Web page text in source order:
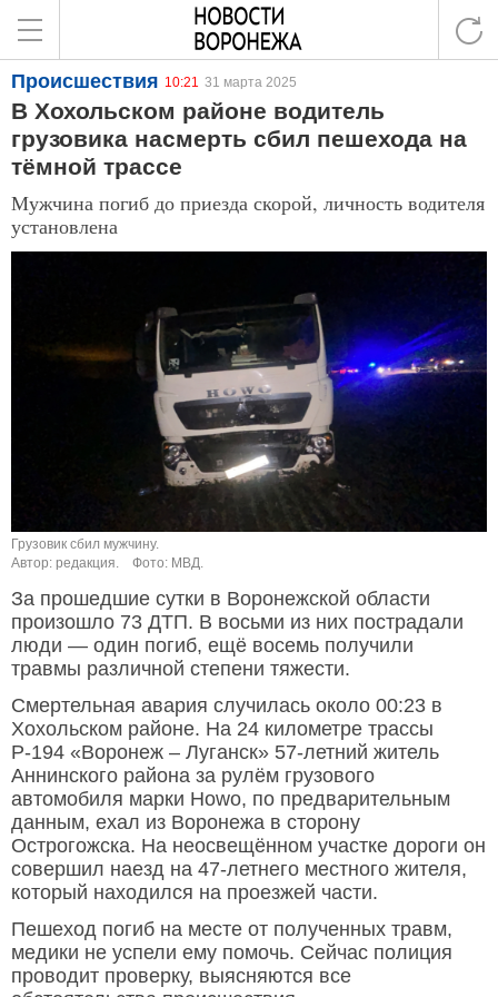
Происшествия 10:21 31 марта 2025
В Хохольском районе водитель
грузовика насмерть сбил пешехода на
тёмной трассе
Мужчина погиб до приезда скорой, личность водителя
установлена
Грузовик сбил мужчину.
Автор: редакция.
Фото: МВД.
За прошедшие сутки в Воронежской области
произошло 73 ДТП. В восьми из них пострадали
люди — один погиб, ещё восемь получили
травмы различной степени тяжести.
Смертельная авария случилась около 00:23 в
Хохольском районе. На 24 километре трассы
Р-194 «Воронеж – Луганск» 57-летний житель
Аннинского района за рулём грузового
автомобиля марки Howo, по предварительным
данным, ехал из Воронежа в сторону
Острогожска. На неосвещённом участке дороги он
совершил наезд на 47-летнего местного жителя,
который находился на проезжей части.
Пешеход погиб на месте от полученных травм,
медики не успели ему помочь. Сейчас полиция
проводит проверку, выясняются все